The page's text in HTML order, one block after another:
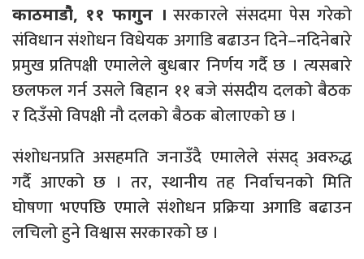
काठमाडौ‌ं, ११ फागुन । सरकारले संसदमा पेस गरेको
संविधान संशोधन विधेयक अगाडि बढाउन दिने–नदिनेबारे
प्रमुख प्रतिपक्षी एमालेले बुधबार निर्णय गर्दै छ । त्यसबारे
छलफल गर्न उसले बिहान ११ बजे संसदीय दलको बैठक
र दिउँसो विपक्षी नौ दलको बैठक बोलाएको छ ।
संशोधनप्रति असहमति जनाउँदै एमालेले संसद् अवरुद्ध
गर्दै आएको छ । तर, स्थानीय तह निर्वाचनको मिति
घोषणा भएपछि एमाले संशोधन प्रक्रिया अगाडि बढाउन
लचिलो हुने विश्वास सरकारको छ ।